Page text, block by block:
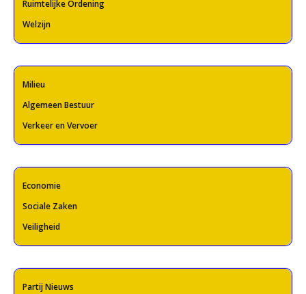
Ruimtelijke Ordening
Welzijn
Milieu
Algemeen Bestuur
Verkeer en Vervoer
Economie
Sociale Zaken
Veiligheid
Partij Nieuws